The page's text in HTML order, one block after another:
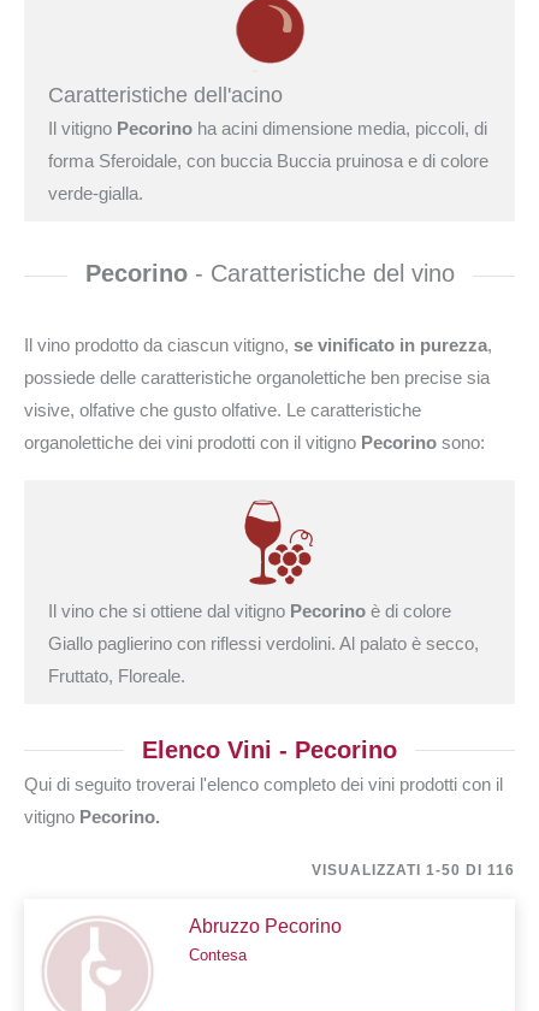
Caratteristiche dell'acino
Il vitigno Pecorino ha acini dimensione media, piccoli, di
forma Sferoidale, con buccia Buccia pruinosa e di colore
verde-gialla.
Pecorino- Caratteristiche del vino
Il vino prodotto da ciascun vitigno, se vinificato in purezza,
possiede delle caratteristiche organolettiche ben precise sia
visive, olfative che gusto olfative. Le caratteristiche
organolettiche dei vini prodotti con il vitigno Pecorino sono:
Il vino che si ottiene dal vitigno Pecorino è di colore
Giallo paglierino con riflessi verdolini. Al palato è secco,
Fruttato, Floreale.
Elenco Vini - Pecorino
Qui di seguito troverai l'elenco completo dei vini prodotti con il
vitigno Pecorino.
VISUALIZZATI 1-50 DI 116
Abruzzo Pecorino
Contesa